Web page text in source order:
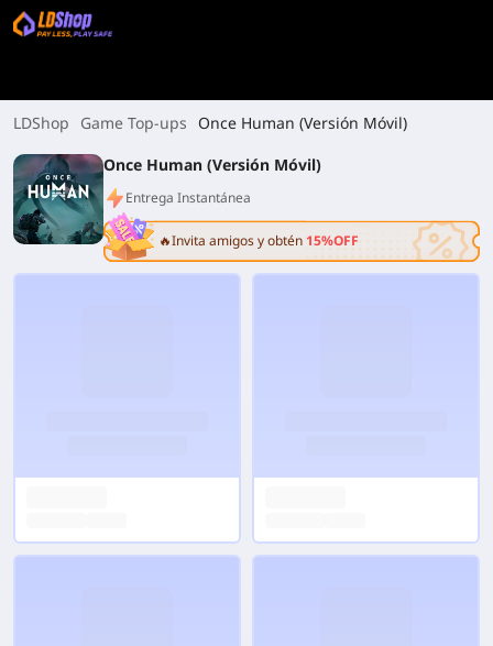
LDShop Game Top-ups
Once Human (Versión Móvil)
Once Human (Versión Móvil)
Entrega Instantánea
🔥Invita amigos y obtén 15%OFF